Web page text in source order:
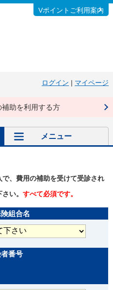
Vポイントご利用案内
ログイン | マイページ
助を利用する方
メニュー
、費用の補助を受けて受診され
い。 すべて必須です。
組合名
番号